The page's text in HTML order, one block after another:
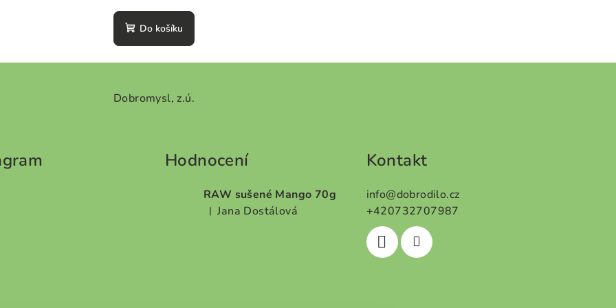
hodnocení
produktu
je
0,0
5
Do košíku
Dobromysl, z.ú.
Hodnocení
RAW sušené Mango 70g
Hodnocení produktu je 5 z 5 hvězdiček.
| Jana Dostálová
Kontakt
info@dobrodilo.cz
+420732707987